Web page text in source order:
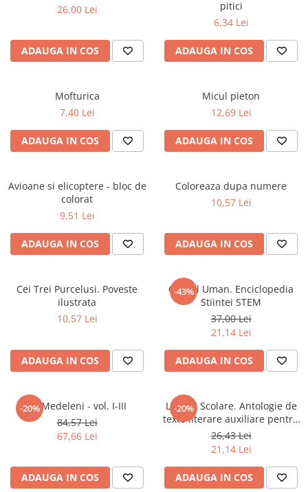
Carti pentru Adolescenti, Young
Crime, Thriller, Mistery
Literatura Romana
Romane de dragoste, Carti
romantice
Senzatii/Erotic
Senzatii/Suspans
SF & Fantasy
Teens Book Club
Adezivi si benzi adezive
Articole Birotica
Accesorii Arhivare
Calculator
Hartie si Accesorii
Organizare si Arhivare
Seturi birotica
26,00 Lei
ADAUGA IN COS
pitici
6,34 Lei
ADAUGA IN COS
Mofturica
7,40 Lei
ADAUGA IN COS
Micul pieton
12,69 Lei
ADAUGA IN COS
Avioane si elicoptere - bloc de
colorat
9,51 Lei
ADAUGA IN COS
Coloreaza dupa numere
10,57 Lei
ADAUGA IN COS
Cei Trei Purcelusi. Poveste
ilustrata
10,57 Lei
ADAUGA IN COS
-43%
Corpul Uman. Enciclopedia
Stiintei STEM
37,00 Lei
21,14 Lei
ADAUGA IN COS
-20%
La Medeleni - vol. I-III
84,57 Lei
67,66 Lei
ADAUGA IN COS
-20%
Lecturi Scolare. Antologie de
texte literare auxiliare pentru
clasa a V-a
26,43 Lei
21,14 Lei
ADAUGA IN COS